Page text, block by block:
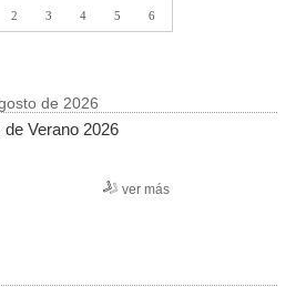
2 3 4 5 6
de 2026
Verano 2026
ver más